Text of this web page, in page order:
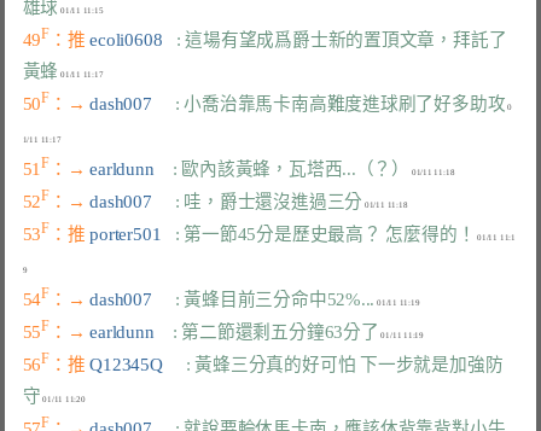
雄球 01/11 11:15
49F ：推 ecoli0608 : 這場有望成爲爵士新的置頂文章，拜託了
黃蜂
01/11 11:17
50F ：→ dash007 : 小喬治靠馬卡南高難度進球刷了好多助攻 0
1/11 11:17
51F ：→ earldunn : 歐內該黃蜂，瓦塔西...（？） 01/11 11:18
52F ：→ dash007 : 哇，爵士還沒進過三分 01/11 11:18
53F ：推 porter501 : 第一節45分是歷史最高？ 怎麼得的！ 01/11 11:1
9
54F ：→ dash007 : 黃蜂目前三分命中52%... 01/11 11:19
55F ：→ earldunn : 第二節還剩五分鐘63分了
56F ：推 Q12345Q : 黃蜂三分真的好可怕 下一步就是加強防
守
01/11 11:20
F